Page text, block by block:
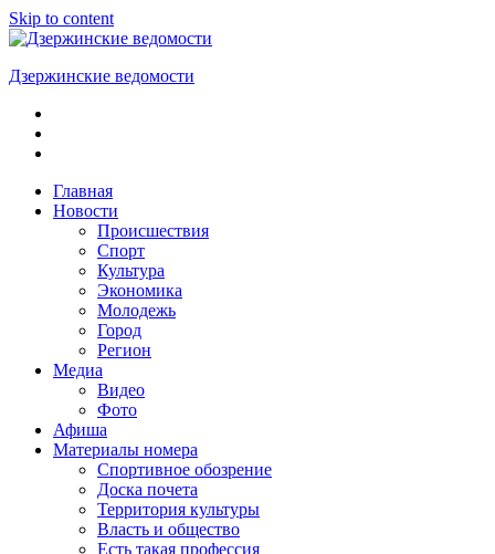
Skip to content
Дзержинские ведомости
ОБЩЕСТВЕННО-
ПОЛИТИЧЕСКАЯ
ГАЗЕТАГлавная
Новости
Происшествия
Спорт
Культура
Экономика
Молодежь
Город
Регион
Медиа
Видео
Фото
Афиша
Материалы номера
Спортивное обозрение
Доска почета
Территория культуры
Власть и общество
Есть такая профессия